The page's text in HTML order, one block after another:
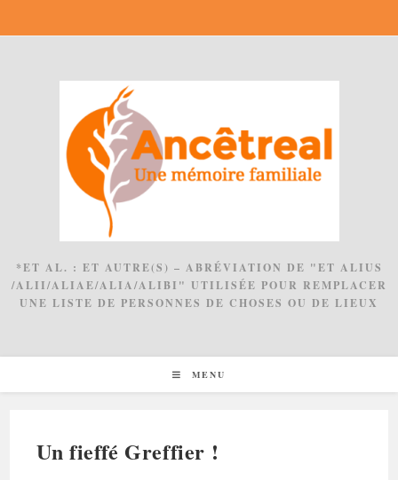
*ET AL. : ET AUTRE(S) – ABRÉVIATION DE "ET ALIUS
/ALII/ALIAE/ALIA/ALIBI" UTILISÉE POUR REMPLACER
UNE LISTE DE PERSONNES DE CHOSES OU DE LIEUX
MENU
Un fieffé Greffier !